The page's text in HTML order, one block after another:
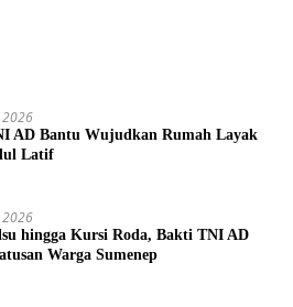
2026
AD Bantu Wujudkan Rumah Layak
Latif
2026
hingga Kursi Roda, Bakti TNI AD
Warga Sumenep